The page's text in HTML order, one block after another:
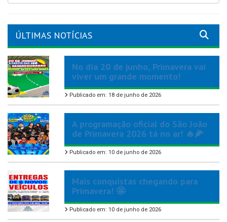
ÚLTIMAS NOTÍCIAS
No dia 20 de junho, Primavera vai
viver um grande momento!
Publicado em: 18 de junho de 2026
A programação oficial do São João
de Primavera 2026 tá no ar! 🔥🌽
Publicado em: 10 de junho de 2026
Mais conquistas chegando para
Primavera! 🤩
Publicado em: 10 de junho de 2026